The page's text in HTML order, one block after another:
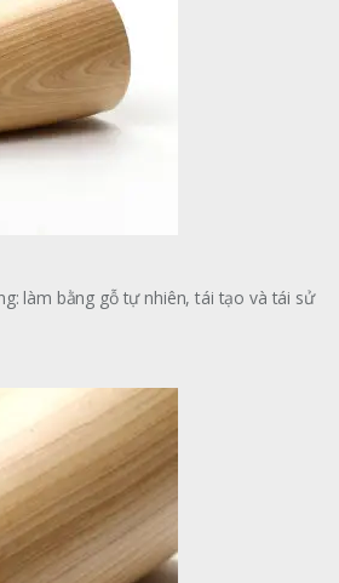
làm bằng gỗ tự nhiên, tái tạo và tái sử